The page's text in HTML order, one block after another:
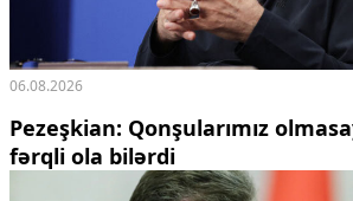
06.08.2026
Pezeşkian: Qonşularımız
fərqli ola bilərdi